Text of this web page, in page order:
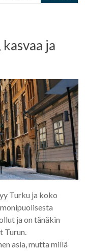
ja
Turku ja koko
ja on tänäkin
Turun.
asia, mutta millä